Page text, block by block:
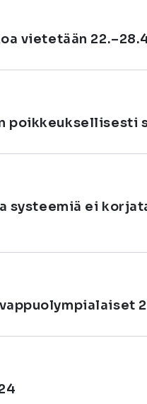
vietetään
poikkeuksellisesti
systeemiä ei